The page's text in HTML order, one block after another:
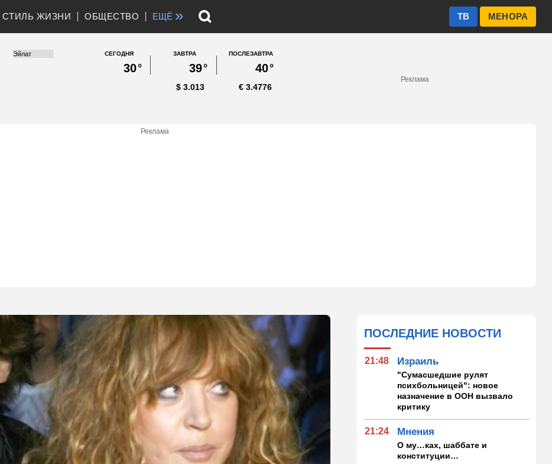
СТИЛЬ ЖИЗНИ ОБЩЕСТВО ЕЩЁ » МЕНОРА
ТВ
СЕГОДНЯ
30°
ЗАВТРА
39°
ПОСЛЕЗАВТРА
40°
3.013
$ 3.4776
€
Реклама
Реклама
ПОСЛЕДНИЕ НОВОСТИ
21:48 Израиль
"Сумасшедшие рулят
психбольницей": новое
назначение в ООН вызвало
критику
21:24 Мнения
О му…ках, шаббате и
конституции…